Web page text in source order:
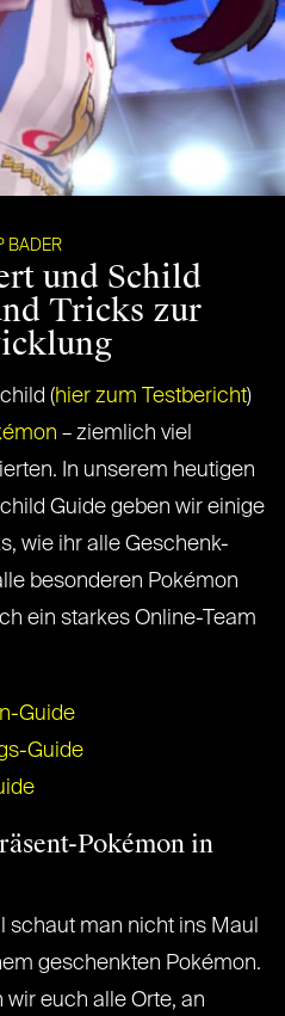
BADER
und Schild
Tricks zur
(hier zum Testbericht)
– ziemlich viel
In unserem heutigen
Guide geben wir einige
wie ihr alle Geschenk-
besonderen Pokémon
ein starkes Online-Team
Guide
Guide
Pokémon in
schaut man nicht ins Maul
geschenkten Pokémon.
wir euch alle Orte, an